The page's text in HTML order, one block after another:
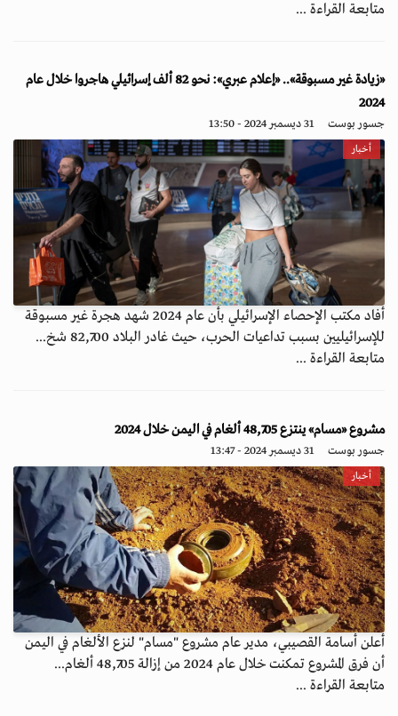
متابعة القراءة ...
«زيادة غير مسبوقة».. «إعلام عبري»: نحو 82 ألف إسرائيلي هاجروا خلال عام
2024
جسور بوست 31 ديسمبر 2024 - 13:50
أخبار
أفاد مكتب الإحصاء الإسرائيلي بأن عام 2024 شهد هجرة غير مسبوقة
للإسرائيليين بسبب تداعيات الحرب، حيث غادر البلاد 82,700 شخ...
متابعة القراءة ...
مشروع «مسام» ينتزع 48,705 ألغام في اليمن خلال 2024
جسور بوست 31 ديسمبر 2024 - 13:47
أخبار
أعلن أسامة القصيبي، مدير عام مشروع "مسام" لنزع الألغام في اليمن
أن فرق المشروع تمكنت خلال عام 2024 من إزالة 48,705 ألغام...
متابعة القراءة ...